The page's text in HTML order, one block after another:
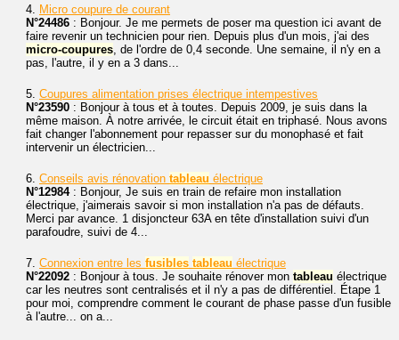
4. Micro coupure de courant
N°24486 : Bonjour. Je me permets de poser ma question ici avant de
faire revenir un technicien pour rien. Depuis plus d'un mois, j'ai des
micro-coupures, de l'ordre de 0,4 seconde. Une semaine, il n'y en a
pas, l'autre, il y en a 3 dans...
5. Coupures alimentation prises électrique intempestives
N°23590 : Bonjour à tous et à toutes. Depuis 2009, je suis dans la
même maison. À notre arrivée, le circuit était en triphasé. Nous avons
fait changer l'abonnement pour repasser sur du monophasé et fait
intervenir un électricien...
6. Conseils avis rénovation tableau électrique
N°12984: Bonjour, Je suis en train de refaire mon installation
électrique, j'aimerais savoir si mon installation n'a pas de défauts.
Merci par avance. 1 disjoncteur 63A en tête d'installation suivi d'un
parafoudre, suivi de 4...
7. Connexion entre les fusibles tableau électrique
N°22092 : Bonjour à tous. Je souhaite rénover mon tableau électrique
car les neutres sont centralisés et il n'y a pas de différentiel. Étape 1
pour moi, comprendre comment le courant de phase passe d'un fusible
à l'autre... on a...